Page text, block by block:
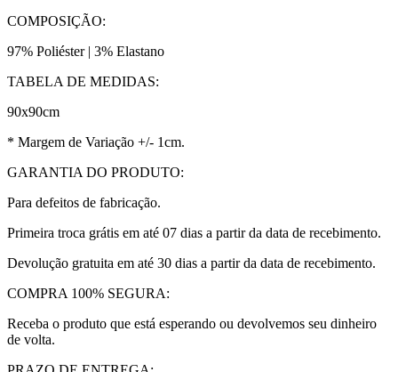
COMPOSIÇÃO:
97% Poliéster | 3% Elastano
TABELA DE MEDIDAS:
90x90cm
* Margem de Variação +/- 1cm.
GARANTIA DO PRODUTO:
Para defeitos de fabricação.
Primeira troca grátis em até 07 dias a partir da data de recebimento.
Devolução gratuita em até 30 dias a partir da data de recebimento.
COMPRA 100% SEGURA:
Receba o produto que está esperando ou devolvemos seu dinheiro
de volta.